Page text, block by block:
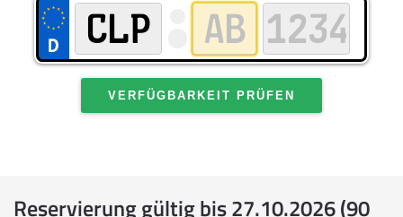
VERFÜGBARKEIT PRÜFEN
Reservierung gültig bis 27.10.2026 (90